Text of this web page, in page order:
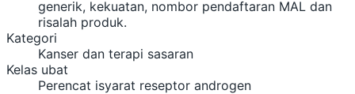
generik, kekuatan, nombor pendaftaran MAL dan
risalah produk.
Kategori
Kanser dan terapi sasaran
Kelas ubat
Perencat isyarat reseptor androgen